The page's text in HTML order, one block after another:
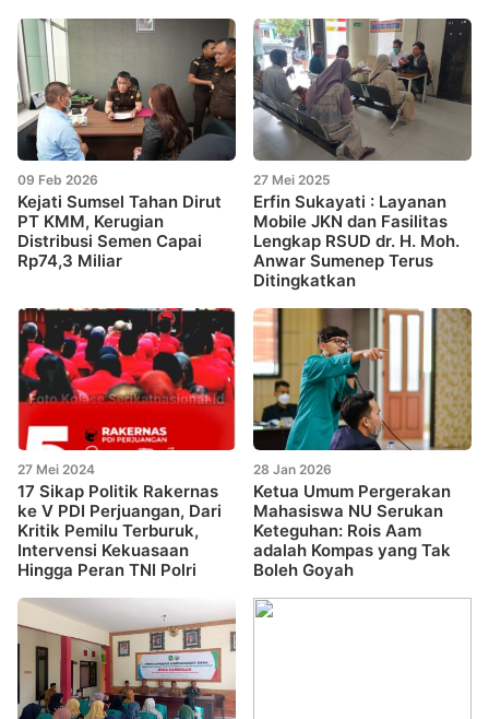
09 Feb 2026
Kejati Sumsel Tahan Dirut
PT KMM, Kerugian
Distribusi Semen Capai
Rp74,3 Miliar
27 Mei 2025
Erfin Sukayati : Layanan
Mobile JKN dan Fasilitas
Lengkap RSUD dr. H. Moh.
Anwar Sumenep Terus
Ditingkatkan
27 Mei 2024
17 Sikap Politik Rakernas
ke V PDI Perjuangan, Dari
Kritik Pemilu Terburuk,
Intervensi Kekuasaan
Hingga Peran TNI Polri
28 Jan 2026
Ketua Umum Pergerakan
Mahasiswa NU Serukan
Keteguhan: Rois Aam
adalah Kompas yang Tak
Boleh Goyah